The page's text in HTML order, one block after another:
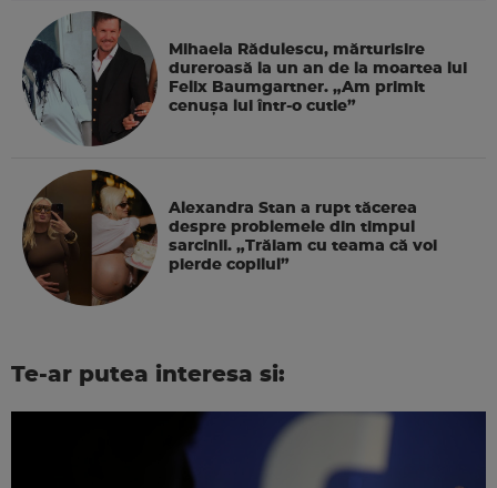
Mihaela Rădulescu, mărturisire
dureroasă la un an de la moartea lui
Felix Baumgartner. „Am primit
cenușa lui într-o cutie”
Alexandra Stan a rupt tăcerea
despre problemele din timpul
sarcinii. „Trăiam cu teama că voi
pierde copilul”
Te-ar putea interesa si: